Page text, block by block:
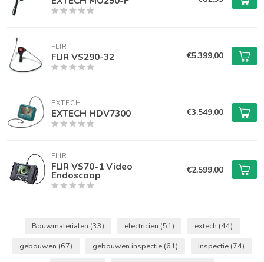
FLIR
FLIR VS290-32 €5.399,00
EXTECH
EXTECH HDV7300 €3.549,00
FLIR
FLIR VS70-1 Video
Endoscoop €2.599,00
Bouwmaterialen (33) electricien (51) extech (44)
gebouwen (67) gebouwen inspectie (61) inspectie (74)